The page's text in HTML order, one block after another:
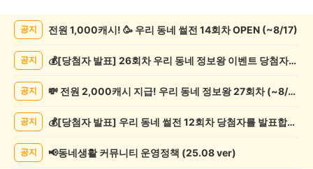
공지 전원 1,000캐시! 🥳 우리 동네 썰전 14회차 OPEN (~8/17)
공지 💰[당첨자 발표] 26회차 우리 동네 정보왕 이벤트 당첨자를 발표합니다!
공지 💸 전원 2,000캐시 지급! 우리 동네 정보왕 27회차 (~8/10)
공지 💰[당첨자 발표] 우리 동네 썰전 12회차 당첨자를 발표합니다!
공지 📢동네생활 커뮤니티 운영정책 (25.08 ver)